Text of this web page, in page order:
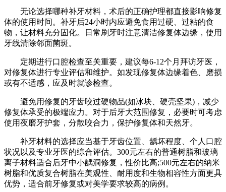
无论选择哪种补牙材料，术后的正确护理都直接影响修复
体的使用时间。补牙后24小时内应避免食用过硬、过粘的食
物，让材料充分固化。日常刷牙时注意清洁修复体边缘，使用
牙线清除邻面菌斑。
定期进行口腔检查至关重要，建议每6-12个月拜访牙医，
对修复体进行专业评估和维护。如发现修复体边缘着色、磨损
或有不适感，应及时就诊检查。
避免用修复的牙齿咬过硬物品(如冰块、硬壳坚果)，减少
修复体承受的极端应力。对于后牙大范围修复，必要时可考虑
使用夜磨牙护套，分散咬合力，保护修复体和天然牙。
补牙材料的选择应当基于牙齿位置、龋坏程度、个人口腔
状况以及专业牙医的综合评估。300元左右的普通树脂和玻璃
离子材料适合后牙中小龋洞修复，性价比高;500元左右的纳米
树脂和优质复合树脂在美观性、耐用度和生物相容性方面更具
优势，适合前牙修复或对美学要求较高的病例。